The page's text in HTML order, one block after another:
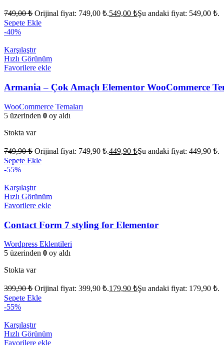
749,00₺ Orijinal fiyat: 749,00 ₺.549,00 ₺Şu andaki fiyat: 549,00 ₺.
Sepete Ekle
-40%
Karşılaştır
Hızlı Görünüm
Favorilere ekle
Armania – Çok Amaçlı Elementor WooCommerce
WooCommerce Temaları
5 üzerinden 0 oy aldı
Stokta var
749,90₺ Orijinal fiyat: 749,90 ₺.449,90 ₺Şu andaki fiyat: 449,90 ₺.
Sepete Ekle
-55%
Karşılaştır
Hızlı Görünüm
Favorilere ekle
Contact Form 7 styling for Elementor
Wordpress Eklentileri
5 üzerinden 0 oy aldı
Stokta var
399,90₺ Orijinal fiyat: 399,90 ₺.179,90 ₺Şu andaki fiyat: 179,90 ₺.
Sepete Ekle
-55%
Karşılaştır
Hızlı Görünüm
Favorilere ekle